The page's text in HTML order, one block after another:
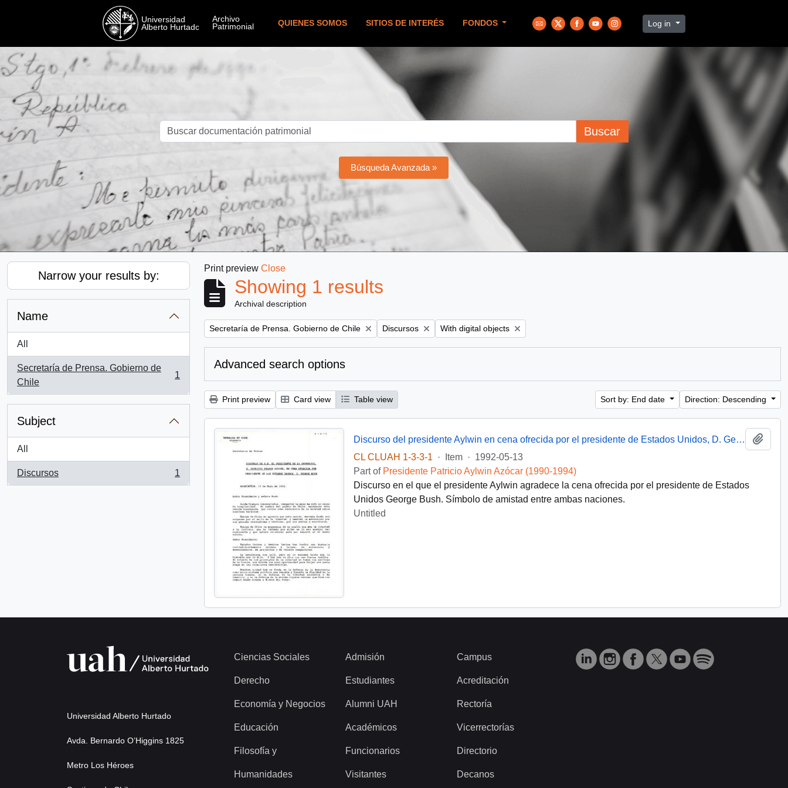
QUIENES SOMOS SITIOS DE INTERÉS FONDOS Log in
Buscar
Búsqueda Avanzada »
Narrow your results by:
Name
All
Secretaría de Prensa. Gobierno de
Chile
, 1 results
1
Subject
All
Discursos
, 1 results
1
Print preview Close
Showing 1 results
Archival description
Remove filter:
Secretaría de Prensa. Gobierno de Chile Remove filter:
Discursos Remove filter:
With digital objects
Advanced search options
Print preview Card view Table view Sort by: End date Direction: Descending
Discurso del presidente Aylwin en cena ofrecida por el presidente de Estados Unidos, D. George Bush
CL CLUAH 1-3-3-1
· Item · 1992-05-13
Part of Presidente Patricio Aylwin Azócar (1990-1994)
Discurso en el que el presidente Aylwin agradece la cena ofrecida por el presidente de Estados
Unidos George Bush. Símbolo de amistad entre ambas naciones.
Untitled
Universidad Alberto Hurtado
Avda. Bernardo O’Higgins 1825
Metro Los Héroes
Ciencias Sociales
Derecho
Economía y Negocios
Educación
Filosofía y
Humanidades
Admisión
Estudiantes
Alumni UAH
Académicos
Funcionarios
Visitantes
Campus
Acreditación
Rectoría
Vicerrectorías
Directorio
Decanos